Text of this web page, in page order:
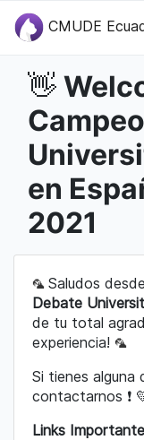
CMUDE
👋
en
2021
🦜 Saludos
Debate
de tu total
experiencia! 🦜
Si tienes alguna
contactarnos ❗
Links